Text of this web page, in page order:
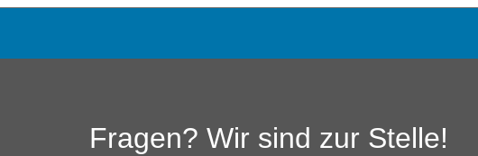
Fragen? Wir sind zur Stelle!